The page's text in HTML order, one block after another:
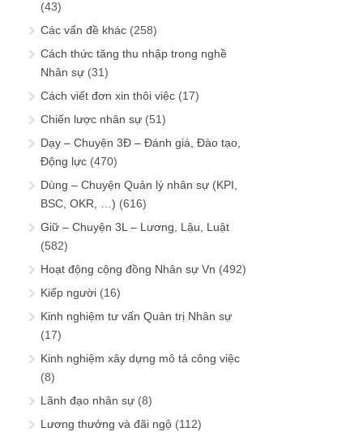
(43)
Các vấn đề khác (258)
Cách thức tăng thu nhập trong nghề
Nhân sự (31)
Cách viết đơn xin thôi việc (17)
Chiến lược nhân sự (51)
Dạy – Chuyện 3Đ – Đánh giá, Đào tạo,
Động lực (470)
Dùng – Chuyện Quản lý nhân sự (KPI,
BSC, OKR, …) (616)
Giữ – Chuyện 3L – Lương, Lậu, Luật
(582)
Hoạt động cộng đồng Nhân sự Vn (492)
Kiếp người (16)
Kinh nghiệm tư vấn Quản trị Nhân sự
(17)
Kinh nghiệm xây dựng mô tả công việc
(8)
Lãnh đạo nhân sự (8)
Lương thưởng và đãi ngộ (112)